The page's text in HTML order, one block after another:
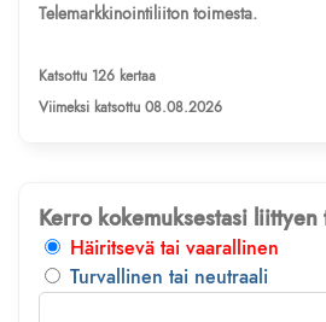
Telemarkkinointiliiton toimesta.
Katsottu 126 kertaa
Viimeksi katsottu 08.08.2026
Kerro kokemuksestasi
Häiritsevä tai vaarallinen
Turvallinen tai neutraali